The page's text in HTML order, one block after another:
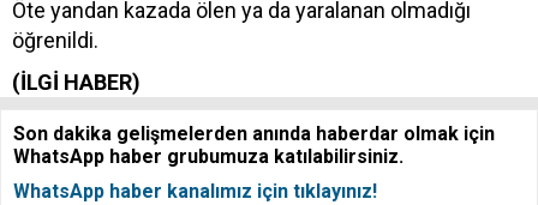
Öte yandan kazada ölen ya da yaralanan olmadığı
öğrenildi.
(İLGİ HABER)
Son dakika gelişmelerden anında haberdar olmak için
WhatsApp haber grubumuza katılabilirsiniz.
WhatsApp haber kanalımız için tıklayınız!